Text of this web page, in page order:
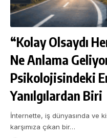
“Kolay Olsaydı
Ne Anlama
Psikolojisindeki
Yanılgılardan Biri
İnternette, iş dünyasında ve
karşımıza çıkan bir…